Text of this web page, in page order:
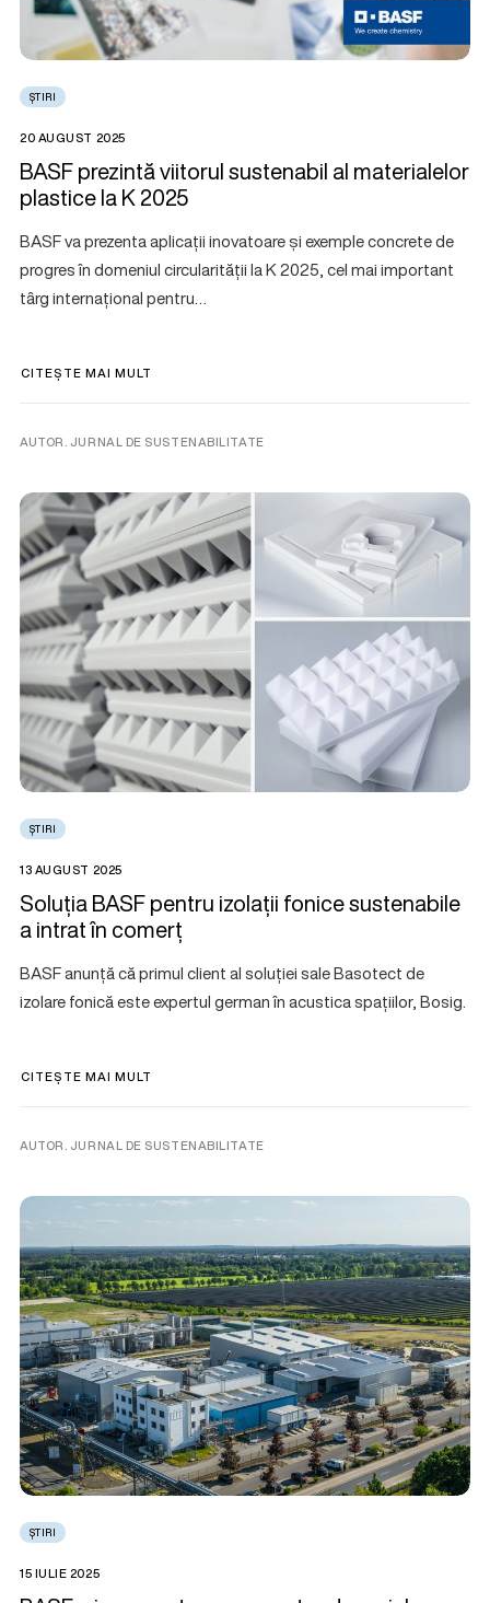
ȘTIRI
20 AUGUST 2025
BASF prezintă viitorul sustenabil al materialelor
plastice la K 2025
BASF va prezenta aplicații inovatoare și exemple concrete de
progres în domeniul circularității la K 2025, cel mai important
târg internațional pentru…
CITEȘTE MAI MULT
AUTOR. JURNAL DE SUSTENABILITATE
ȘTIRI
13 AUGUST 2025
Soluția BASF pentru izolații fonice sustenabile
a intrat în comerț
BASF anunță că primul client al soluției sale Basotect de
izolare fonică este expertul german în acustica spațiilor, Bosig.
CITEȘTE MAI MULT
AUTOR. JURNAL DE SUSTENABILITATE
ȘTIRI
15 IULIE 2025